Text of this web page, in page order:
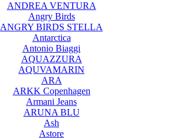
ANDREA VENTURA
Angry Birds
ANGRY BIRDS STELLA
Antarctica
Antonio Biaggi
AQUAZZURA
AQUVAMARIN
ARA
ARKK Copenhagen
Armani Jeans
ARUNA BLU
Ash
Astore